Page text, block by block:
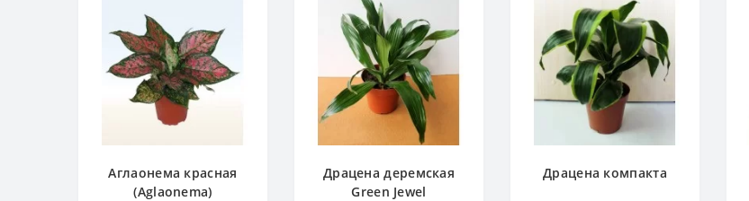
Аглаонема красная
(Aglaonema)
Драцена деремская
Green Jewel
Драцена компакта